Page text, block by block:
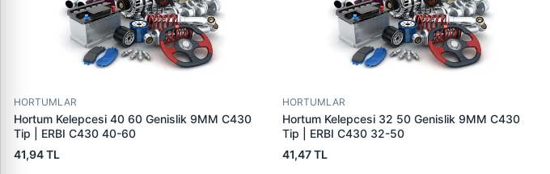
HORTUMLAR
Hortum Kelepcesi 40 60 Genislik 9MM C430
Tip | ERBI C430 40-60
41,94 TL
HORTUMLAR
Hortum Kelepcesi 32 50 Genislik 9MM C430
Tip | ERBI C430 32-50
41,47 TL